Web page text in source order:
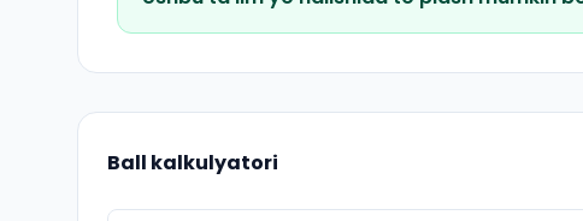
Ball kalkulyatori